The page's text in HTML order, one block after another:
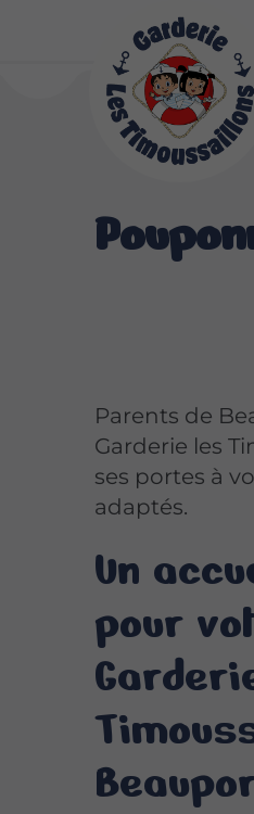
Parents de
Garderie les
ses portes à
adaptés.
Un
pour